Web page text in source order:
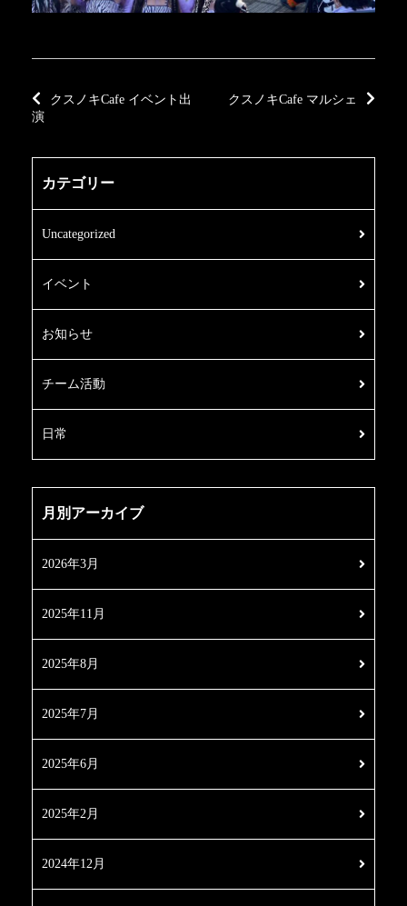
クスノキCafe イベント出
演
クスノキCafe マルシェ
カテゴリー
Uncategorized
イベント
お知らせ
チーム活動
日常
月別アーカイブ
2026年3月
2025年11月
2025年8月
2025年7月
2025年6月
2025年2月
2024年12月